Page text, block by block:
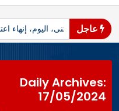
عاجل
محافظ المثنى، اليوم،
Daily Archives:
17/05/2024